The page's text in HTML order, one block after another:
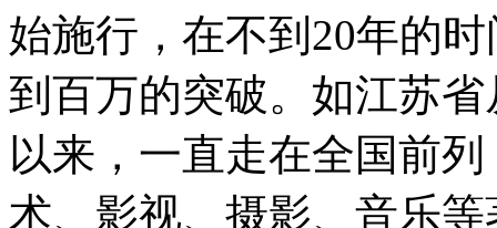
始施行，在不到20年的
到百万的突破。如江苏
以来，一直走在全国前
术、影视、摄影、音乐